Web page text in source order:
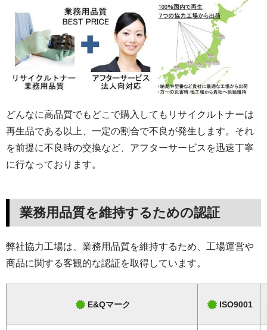
どんなに高品質でもどこで購入してもリサイクルトナーは
再生品である以上、一定の割合で不良が発生します。それ
を前提に不良時の交換など、アフターサービスを迅速丁寧
に行なっております。
業務用品質を維持するための認証
弊社協力工場は、業務用品質を維持するため、工場運営や
商品に関する客観的な認証を取得しています。
E&Qマーク ISO9001